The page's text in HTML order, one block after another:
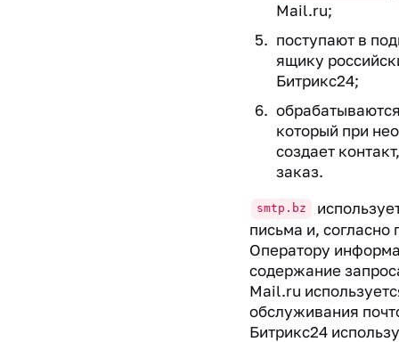
Mail.ru;
поступают в
ящику
Битрикс24;
который при
создает
заказ.
smtp.bz
письма и, согласно
Оператору
содержание
Mail.ru
обслуживания
Битрикс24